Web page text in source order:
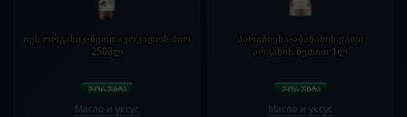
იეს ორგანიკ-ზეთი ავოკადოს ბიო
250მლ
Масло и уксус
პარიზიენა-აბაზანის ქაფი
არგანის ზეთით.1ლ
Масло и уксус